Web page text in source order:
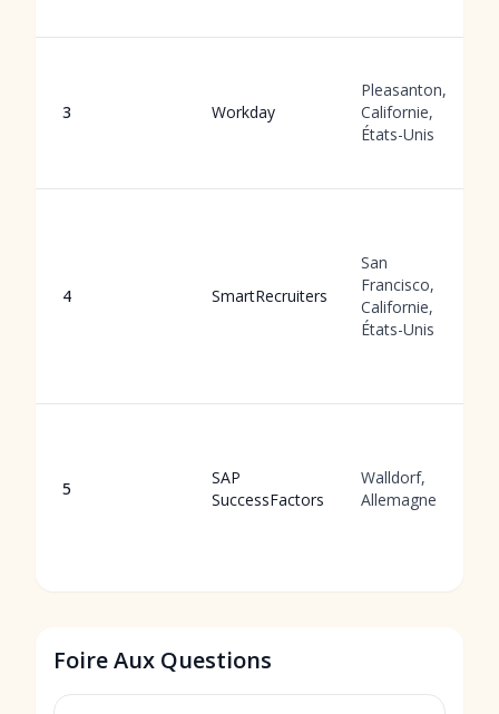
3 Workday
Pleasanton,
Californie,
États-Unis
4 SmartRecruiters
San
Francisco,
Californie,
États-Unis
5
SAP
SuccessFactors
Walldorf,
Allemagne
Foire Aux Questions